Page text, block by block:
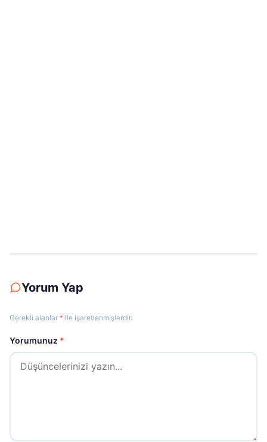
Yorum Yap
Gerekli alanlar * ile işaretlenmişlerdir.
Yorumunuz *